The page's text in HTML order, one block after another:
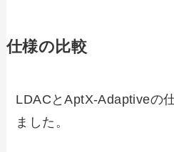
仕様の比較
LDACとAptX-Adaptiveの
ました。